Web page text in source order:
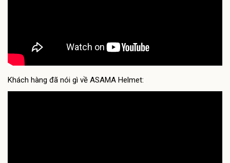
Khách hàng đã nói gì về ASAMA Helmet: